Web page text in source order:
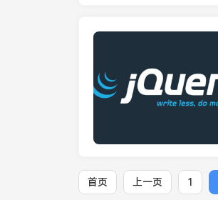
首页 上一页 1